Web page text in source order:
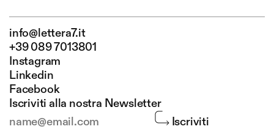
info@lettera7.it
+39 089 7013801
Instagram
Linkedin
Facebook
Iscriviti alla nostra Newsletter
Iscriviti